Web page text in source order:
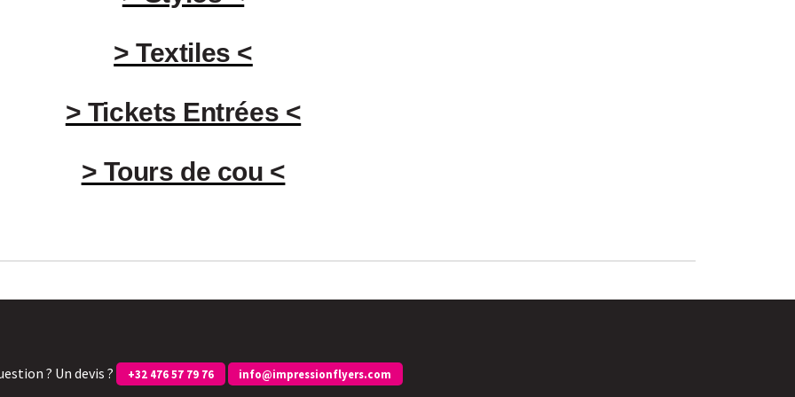
> Textiles <
> Tickets Entrées <
> Tours de cou <
? Un devis ? +32 476 57 79 76 info@impressionflyers.com